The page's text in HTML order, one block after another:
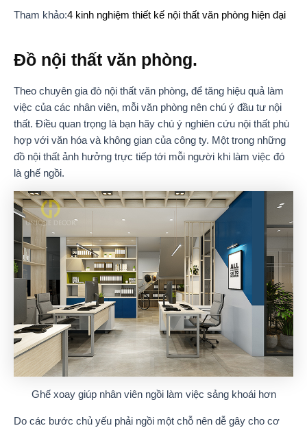
Tham khảo:4 kinh nghiệm thiết kế nội thất văn phòng hiện đại
Đồ nội thất văn phòng.
Theo chuyên gia đò nội thất văn phòng, để tăng hiệu quả làm
việc của các nhân viên, mỗi văn phòng nên chú ý đầu tư nội
thất. Điều quan trọng là bạn hãy chú ý nghiên cứu nội thất phù
hợp với văn hóa và không gian của công ty. Một trong những
đồ nội thất ảnh hưởng trực tiếp tới mỗi người khi làm việc đó
là ghế ngồi.
Ghế xoay giúp nhân viên ngồi làm việc sảng khoái hơn
Do các bước chủ yếu phải ngồi một chỗ nên dễ gây cho cơ